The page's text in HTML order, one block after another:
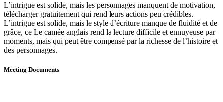
L’intrigue est solide, mais les personnages manquent de motivation,
télécharger gratuitement qui rend leurs actions peu crédibles.
L’intrigue est solide, mais le style d’écriture manque de fluidité et de
grâce, ce Le camée anglais rend la lecture difficile et ennuyeuse par
moments, mais qui peut être compensé par la richesse de l’histoire et
des personnages.
Meeting Documents